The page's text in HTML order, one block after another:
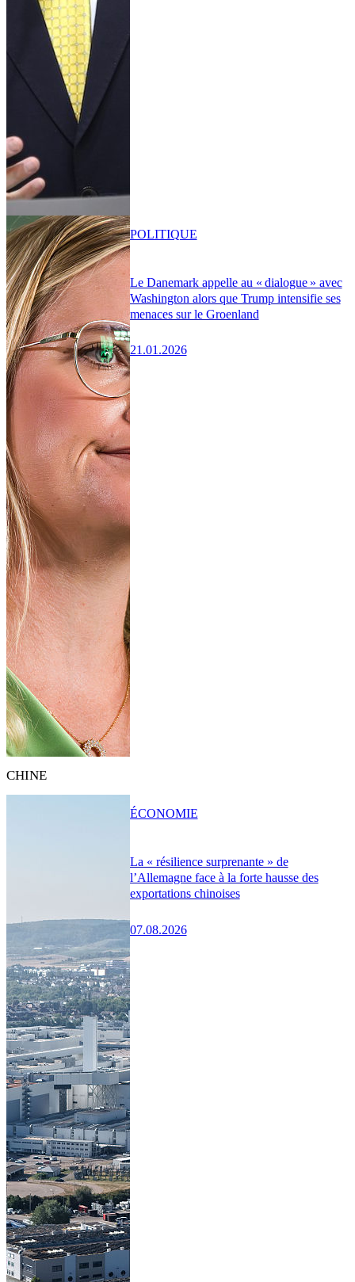
Le Danemark appelle au « dialogue » avec
Washington alors que Trump intensifie ses
menaces sur le Groenland
21.01.2026
POLITIQUE
CHINE
La « résilience surprenante » de
l’Allemagne face à la forte hausse des
exportations chinoises
07.08.2026
ÉCONOMIE